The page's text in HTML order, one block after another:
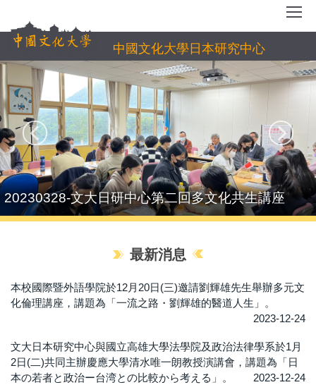
到
主
要
容
區
中國文化大學日本研究中心
20230328-文大日研中心第二回多文化共生講座
最新消息
本校國際暨外語學院於12月20日(三)邀請劉輝雄先生舉辦多元文
化倫理講座，講題為「一流之路・劉輝雄的醫道人生」。
2023-12-24
文大日本研究中心與國立高雄大學法學院及政治法律學系於1月
2日(二)共同主辦慶應大學清水唯一朗教授演講會，講題為「日
本の若者と政治ー台湾との比較から考える」。
2023-12-24